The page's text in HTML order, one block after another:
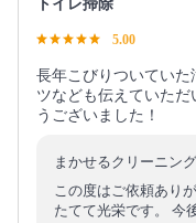
トイレ掃除
5.00
長年こびりついていた
ツなども伝えていただ
うございました！
まかせるクリーニン
この度はご依頼あり
たてて光栄です。 今